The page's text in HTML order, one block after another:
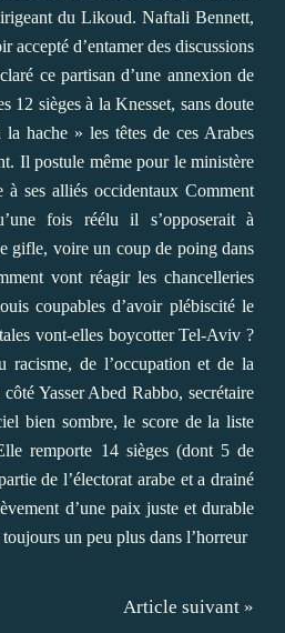
du Likoud. Naftali Bennett,
d’entamer des discussions
ce partisan d’une annexion de
12 sièges à la Knesset, sans doute
hache » les têtes de ces Arabes
Il postule même pour le ministère
ses alliés occidentaux Comment
fois réélu il s’opposerait à
gifle, voire un coup de poing dans
vont réagir les chancelleries
coupables d’avoir plébiscité le
vont-elles boycotter Tel-Aviv ?
de l’occupation et de la
Yasser Abed Rabbo, secrétaire
bien sombre, le score de la liste
remporte 14 sièges (dont 5 de
de l’électorat arabe et a drainé
d’une paix juste et durable
un peu plus dans l’horreur
Article suivant »